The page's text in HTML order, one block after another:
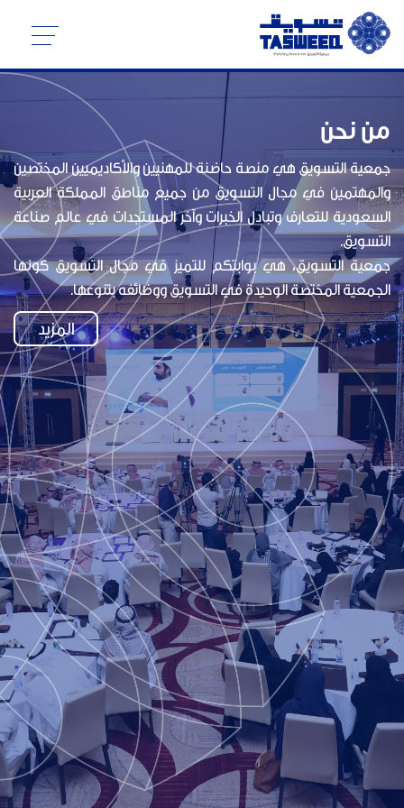
من نحن
جمعية التسويق هي منصة حاضنة للمهنيين والأكاديميين المختصين
والمهتمين في مجال التسويق من جميع مناطق المملكة العربية
السعودية للتعارف وتبادل الخبرات وآخر المستجدات في عالم صناعة
التسويق.
جمعية التسويق، هي بوابتكم للتميز في مجال التسويق كونها
الجمعية المختصة الوحيدة في التسويق ووظائفه بتنوعها.
المزيد